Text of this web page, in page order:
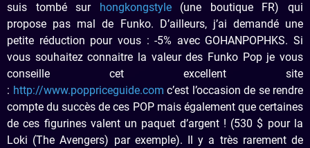
suis tombé sur
hongkongstyle(une boutique FR) qui
propose pas mal de Funko. D’ailleurs, j’ai demandé une
petite réduction pour vous : -5% avec GOHANPOPHKS. Si
vous souhaitez connaitre la valeur des Funko Pop je vous
conseille cet excellent site
: http://www.poppriceguide.com c’est l’occasion de se rendre
compte du succès de ces POP mais également que certaines
de ces figurines valent un paquet d’argent ! (530 $ pour la
Loki (The Avengers) par exemple). Il y a très rarement de